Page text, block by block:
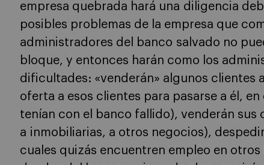
empresa quebrada hará una diligencia
posibles problemas de la empresa que
administradores del banco salvado no
bloque, y entonces harán como los
dificultades: «venderán» algunos clientes
oferta a esos clientes para pasarse a él,
tenían con el banco fallido), venderán sus
a inmobiliarias, a otros negocios),
cuales quizás encuentren empleo en